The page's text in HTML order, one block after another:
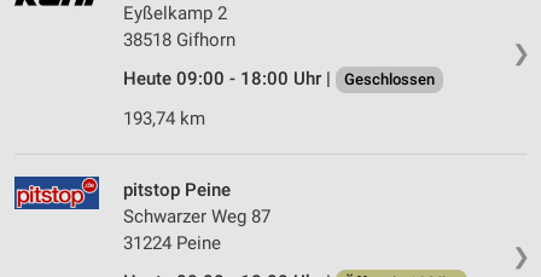
❯
Eyßelkamp 2
38518 Gifhorn
Heute 09:00 - 18:00 Uhr |
Geschlossen
193,74 km
❯
pitstop Peine
Schwarzer Weg 87
31224 Peine